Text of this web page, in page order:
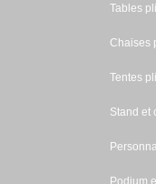
Tables
Chaises
Tentes
Stand et
Podium